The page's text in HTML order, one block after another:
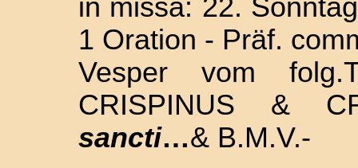
in missa: 22.
1 Oration - Präf.
Vesper vom
CRISPINUS &
sancti…& B.M.V.-